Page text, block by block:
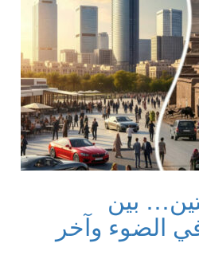
بين
الضوء وآخر